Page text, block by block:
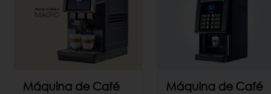
Máquina de Café
Máquina de Café